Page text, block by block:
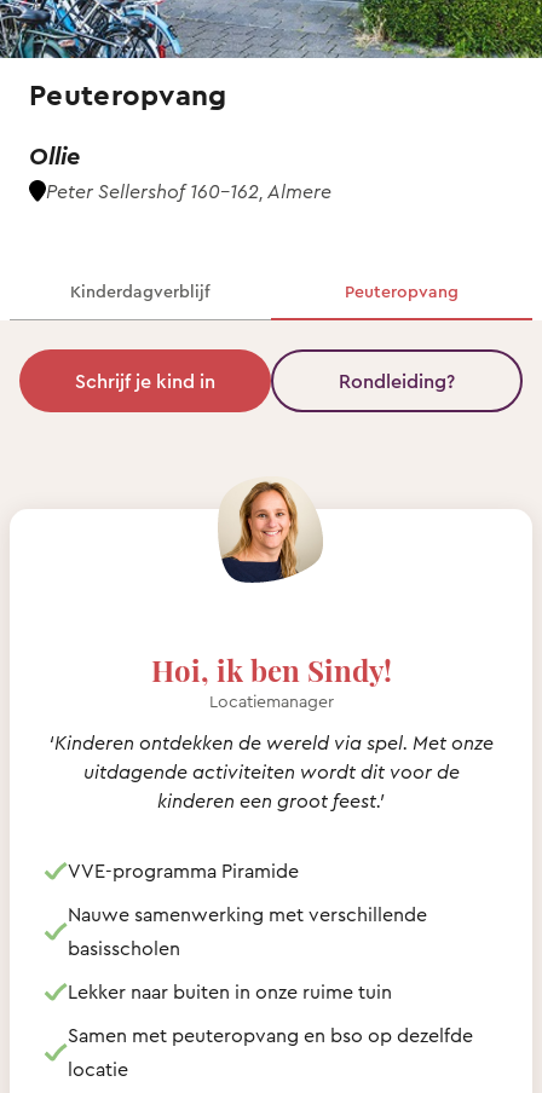
Peuteropvang
Ollie
Peter Sellershof 160-162, Almere
Kinderdagverblijf Peuteropvang
Schrijf je kind in Rondleiding?
Hoi, ik ben Sindy!
Locatiemanager
‘Kinderen ontdekken de wereld via spel. Met onze
uitdagende activiteiten wordt dit voor de
kinderen een groot feest.’
VVE-programma Piramide
Nauwe samenwerking met verschillende
basisscholen
Lekker naar buiten in onze ruime tuin
Samen met peuteropvang en bso op dezelfde
locatie